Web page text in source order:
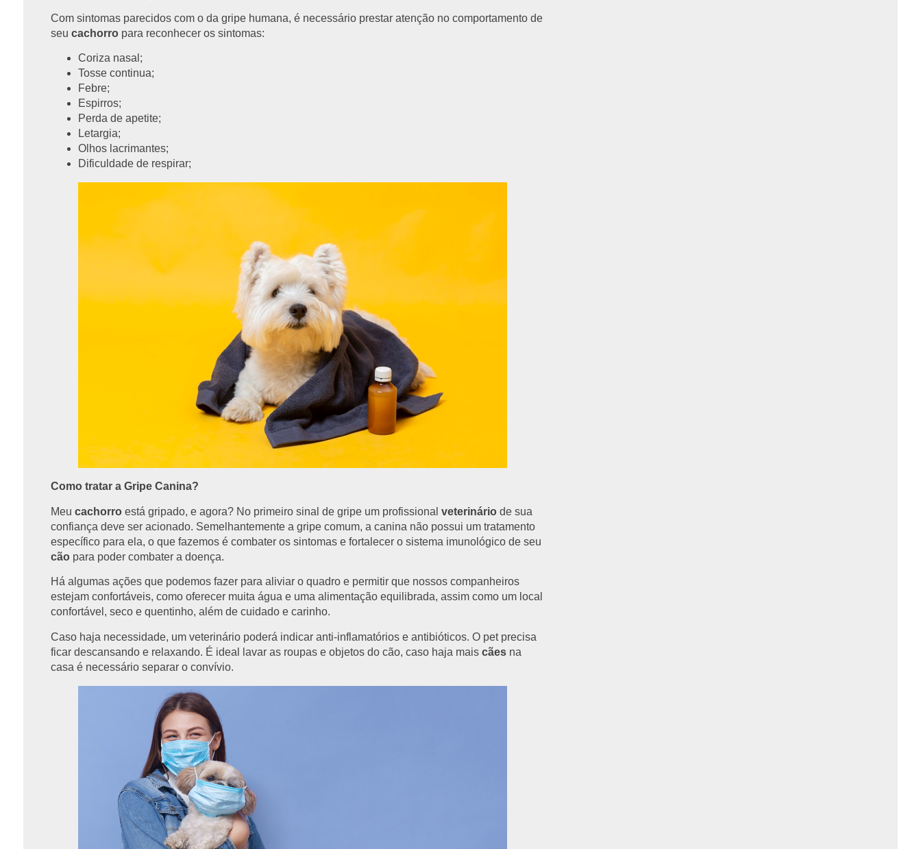
Com sintomas parecidos com o da gripe humana, é necessário prestar atenção no comportamento de
seu cachorro para reconhecer os sintomas:
Coriza nasal;
Tosse continua;
Febre;
Espirros;
Perda de apetite;
Letargia;
Olhos lacrimantes;
Dificuldade de respirar;
Como tratar a Gripe Canina?
Meu cachorroestá gripado, e agora? No primeiro sinal de gripe um profissional veterináriode sua
confiança deve ser acionado. Semelhantemente a gripe comum, a canina não possui um tratamento
específico para ela, o que fazemos é combater os sintomas e fortalecer o sistema imunológico de seu
cãopara poder combater a doença.
Há algumas ações que podemos fazer para aliviar o quadro e permitir que nossos companheiros
estejam confortáveis, como oferecer muita água e uma alimentação equilibrada, assim como um local
confortável, seco e quentinho, além de cuidado e carinho.
Caso haja necessidade, um veterinário poderá indicar anti-inflamatórios e antibióticos. O pet precisa
ficar descansando e relaxando. É ideal lavar as roupas e objetos do cão, caso haja mais cãesna
casa é necessário separar o convívio.